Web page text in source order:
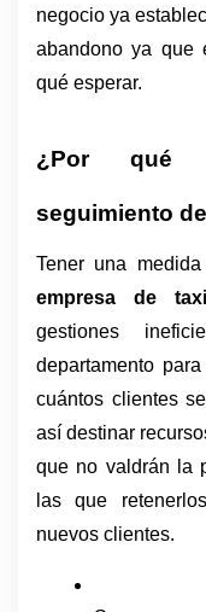
negocio ya
abandono ya que
qué esperar.
¿Por qué
seguimiento
empresa de
gestiones
departamento
cuántos clientes
así destinar
que no valdrán la
las que
nuevos clientes.